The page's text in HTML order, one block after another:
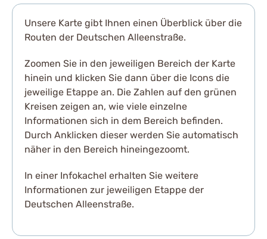
Unsere Karte gibt Ihnen einen Überblick über die
Routen der Deutschen Alleenstraße.
Zoomen Sie in den jeweiligen Bereich der Karte
hinein und klicken Sie dann über die Icons die
jeweilige Etappe an. Die Zahlen auf den grünen
Kreisen zeigen an, wie viele einzelne
Informationen sich in dem Bereich befinden.
Durch Anklicken dieser werden Sie automatisch
näher in den Bereich hineingezoomt.
In einer Infokachel erhalten Sie weitere
Informationen zur jeweiligen Etappe der
Deutschen Alleenstraße.